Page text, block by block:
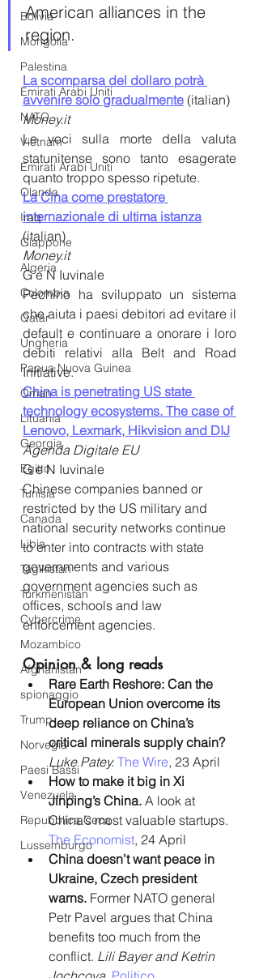
Bolivia
Mongolia
Palestina
Emirati Arabi Uniti
NATO
Vietnam
Emirati Arabi Uniti
Olanda
Iraq
Giappone
Algeria
Colombia
Qatar
Ungheria
Papua Nuova Guinea
Oman
Lituania
Georgia
Egitto
Tunisia
Canada
Libia
Tagikistan
Turkmenistan
Cybercrime
Mozambico
Afghanistan
spionaggio
Trump
Norvegia
Paesi Bassi
Venezuela
Repubblica Ceca
Lussemburgo
American alliances in the
region.
La scomparsa del dollaro potrà
avvenire solo gradualmente (italian)
Money.it
Le voci sulla morte della valuta
statunitense sono tanto esagerate
quanto troppo spesso ripetute.
La Cina come prestatore
internazionale di ultima istanza
(italian)
Money.it
G e N Iuvinale
Pechino ha sviluppato un sistema
che aiuta i paesi debitori ad evitare il
default e continuare a onorare i loro
debiti relativi alla Belt and Road
Initiative.
China is penetrating US state
technology ecosystems. The case of
Lenovo, Lexmark, Hikvision and DIJ
Agenda Digitale EU
G e N Iuvinale
Chinese companies banned or
restricted by the US military and
national security networks continue
to enter into contracts with state
governments and various
government agencies such as
offices, schools and law
enforcement agencies.
Opinion & long reads
Rare Earth Reshore: Can the
European Union overcome its
deep reliance on China’s
critical minerals supply chain?
Luke Patey. The Wire, 23 April
How to make it big in Xi
Jinping’s China. A look at
China’s most valuable startups.
The Economist, 24 April
China doesn’t want peace in
Ukraine, Czech president
warns. Former NATO general
Petr Pavel argues that China
benefits too much from the
conflict. Lili Bayer and Ketrin